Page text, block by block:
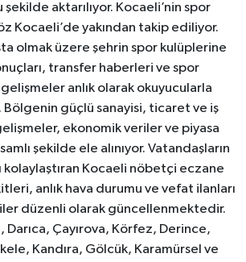
şekilde aktarılıyor. Kocaeli’nin spor
Kocaeli’de yakından takip ediliyor.
olmak üzere şehrin spor kulüplerine
transfer haberleri ve spor
anlık olarak okuyucularla
Bölgenin güçlü sanayisi, ticaret ve iş
ekonomik veriler ve piyasa
şekilde ele alınıyor. Vatandaşların
kolaylaştıran Kocaeli nöbetçi eczane
anlık hava durumu ve vefat ilanları
düzenli olarak güncellenmektedir.
Çayırova, Körfez, Derince,
Kandıra, Gölcük, Karamürsel ve